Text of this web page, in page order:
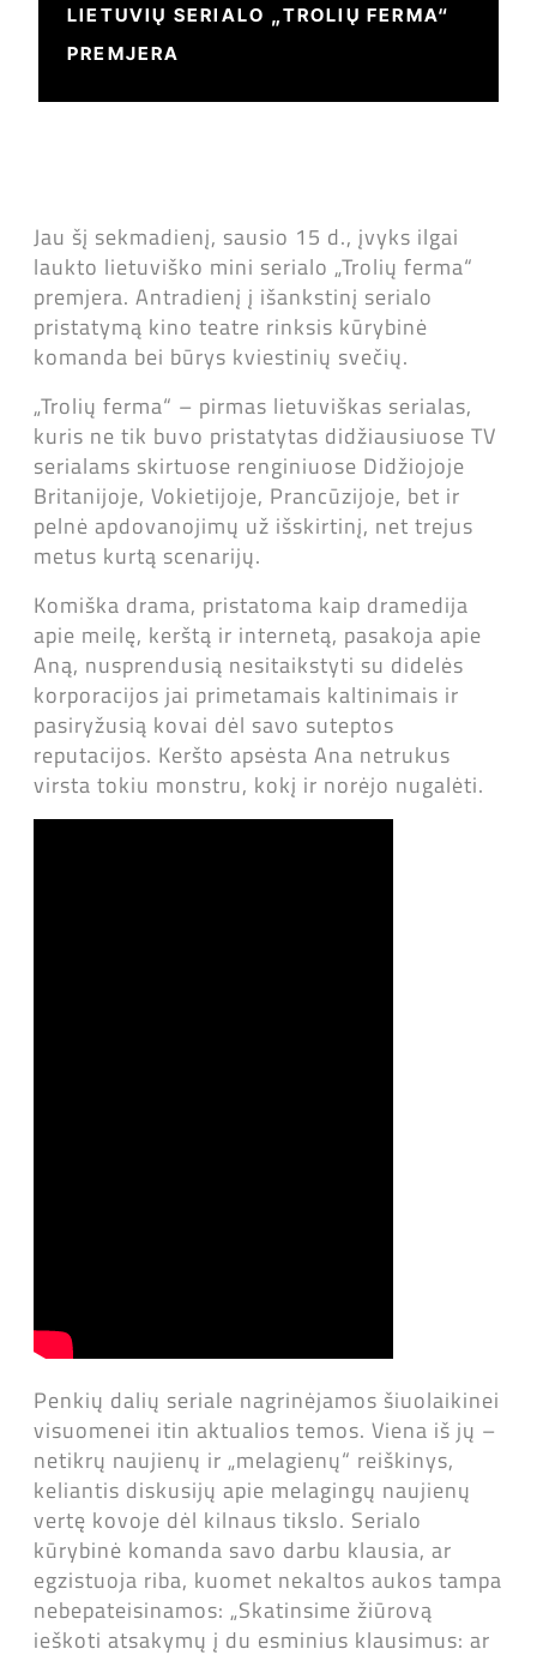
LIETUVIŲ SERIALO „TROLIŲ FERMA“
PREMJERA
Jau šį sekmadienį, sausio 15 d., įvyks ilgai
laukto lietuviško mini serialo „Trolių ferma“
premjera. Antradienį į išankstinį serialo
pristatymą kino teatre rinksis kūrybinė
komanda bei būrys kviestinių svečių.
„Trolių ferma“ – pirmas lietuviškas serialas,
kuris ne tik buvo pristatytas didžiausiuose TV
serialams skirtuose renginiuose Didžiojoje
Britanijoje, Vokietijoje, Prancūzijoje, bet ir
pelnė apdovanojimų už išskirtinį, net trejus
metus kurtą scenarijų.
Komiška drama, pristatoma kaip dramedija
apie meilę, kerštą ir internetą, pasakoja apie
Aną, nusprendusią nesitaikstyti su didelės
korporacijos jai primetamais kaltinimais ir
pasiryžusią kovai dėl savo suteptos
reputacijos. Keršto apsėsta Ana netrukus
virsta tokiu monstru, kokį ir norėjo nugalėti.
Penkių dalių seriale nagrinėjamos šiuolaikinei
visuomenei itin aktualios temos. Viena iš jų –
netikrų naujienų ir „melagienų“ reiškinys,
keliantis diskusijų apie melagingų naujienų
vertę kovoje dėl kilnaus tikslo. Serialo
kūrybinė komanda savo darbu klausia, ar
egzistuoja riba, kuomet nekaltos aukos tampa
nebepateisinamos: „Skatinsime žiūrovą
ieškoti atsakymų į du esminius klausimus: ar